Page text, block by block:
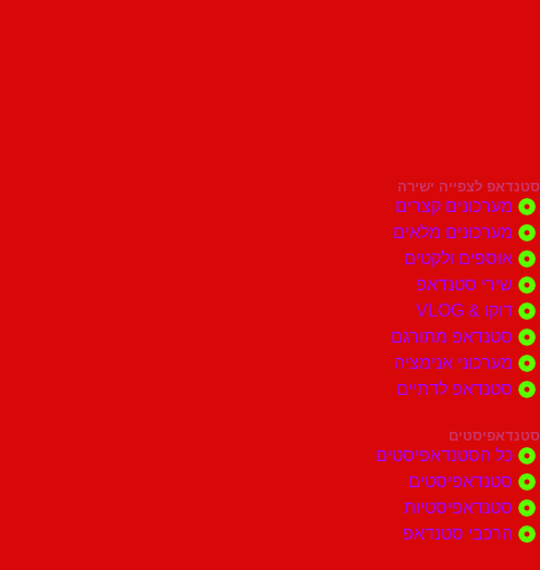
סטנדאפ לצפייה ישירה
מערכונים קצרים
מערכונים מלאים
אוספים ולקטים
שירי סטנדאפ
דוקו & VLOG
סטנדאפ מתורגם
מערכוני אנימציה
סטנדאפ לדתיים
סטנדאפיסטים
כל הסטנדאפיסטים
סטנדאפיסטים
סטנדאפיסטיות
הרכבי סטנדאפ